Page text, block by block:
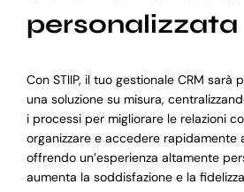
personalizzata
Con STIIP, il tuo gestionale CRM
una soluzione su misura,
i processi per migliorare le relazioni
organizzare e accedere rapidamente
offrendo un’esperienza altamente
aumenta la soddisfazione e la